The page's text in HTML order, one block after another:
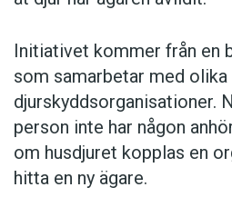
Initiativet kommer från en
som samarbetar med olika
djurskyddsorganisationer.
person inte har någon
om husdjuret kopplas en
hitta en ny ägare.